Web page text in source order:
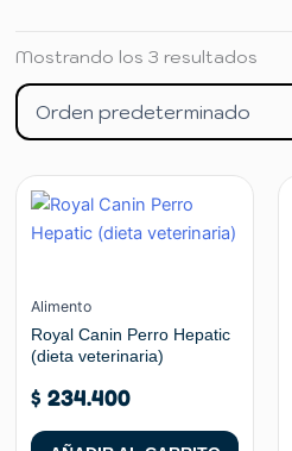
Mostrando los 3 resultados
Alimento
Royal Canin Perro Hepatic
(dieta veterinaria)
$ 234.400